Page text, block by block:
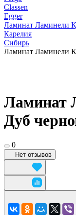
Classen
Egger
Ламинат Ламинели
Карелия
Сибирь
Ламинат Ламинели
Ламинат
Дуб
0
Нет отзывов